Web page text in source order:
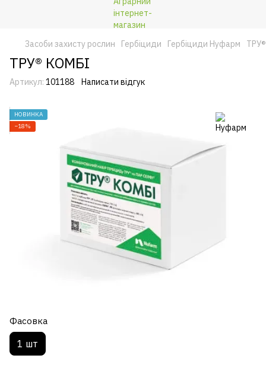
Засоби захисту рослин Гербіциди Гербіциди Нуфарм
ТРУ® КОМБІ
Артикул: 101188 Написати відгук
НОВИНКА
−18%
Фасовка
1 шт